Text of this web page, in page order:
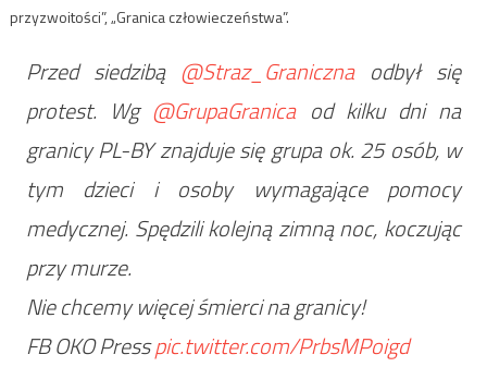
przyzwoitości”, „Granica człowieczeństwa”.
Przed siedzibą @Straz_Granicznaodbył się
protest. Wg @GrupaGranicaod kilku dni na
granicy PL-BY znajduje się grupa ok. 25 osób, w
tym dzieci i osoby wymagające pomocy
medycznej. Spędzili kolejną zimną noc, koczując
przy murze.
Nie chcemy więcej śmierci na granicy!
FB OKO Presspic.twitter.com/PrbsMPoigd